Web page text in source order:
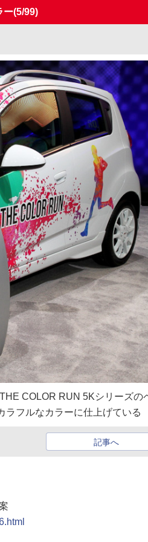
ー(5/99)
COLOR RUN 5Kシリーズの
ラフルなカラーに仕上げている
記事へ